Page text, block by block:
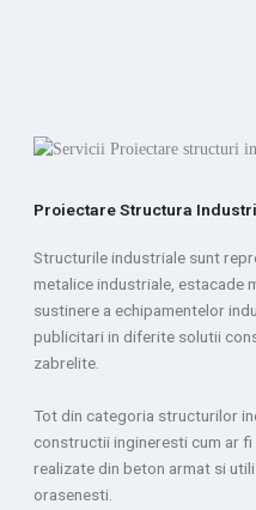
Proiectare Structura
Structurile industriale sunt
metalice industriale, estacade
sustinere a echipamentelor
publicitari in diferite solutii
zabrelite.
Tot din categoria structurilor
constructii ingineresti cum ar fi
realizate din beton armat si
orasenesti.